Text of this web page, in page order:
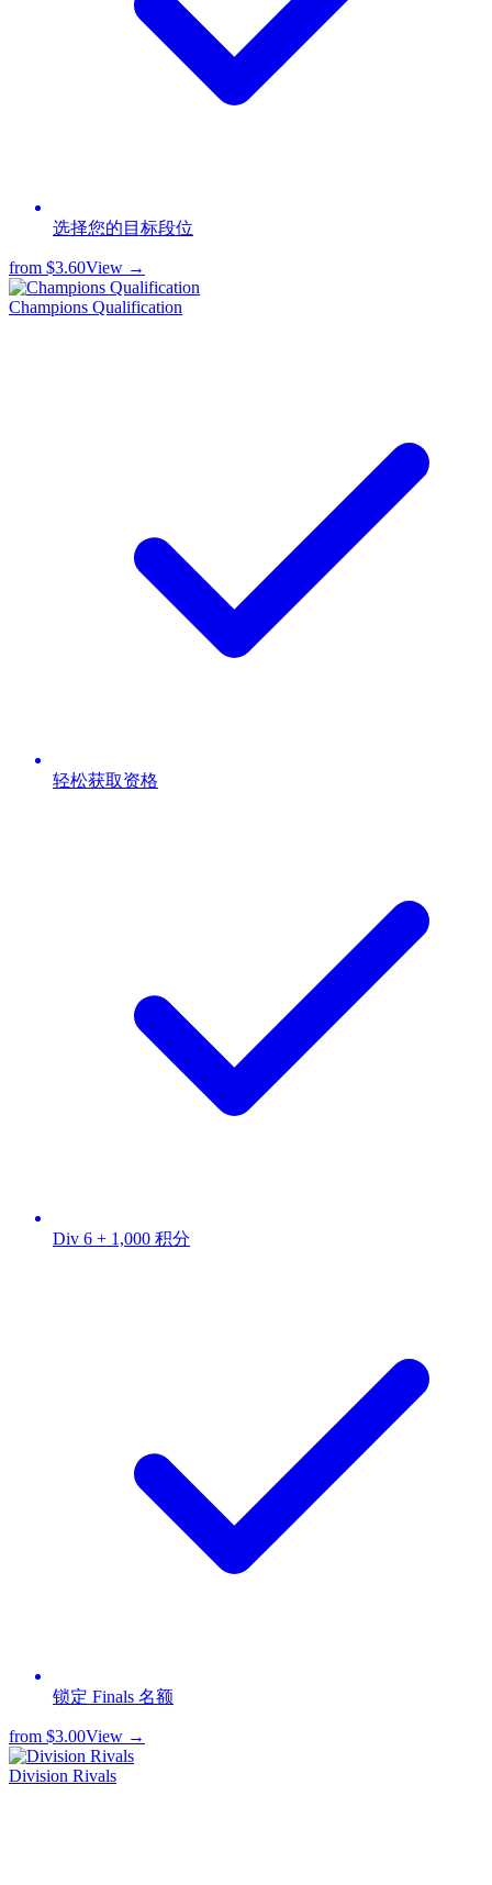
选择您的目标段位
from $3.60View →
Champions Qualification
轻松获取资格
Div 6 + 1,000 积分
锁定 Finals 名额
from $3.00View →
Division Rivals